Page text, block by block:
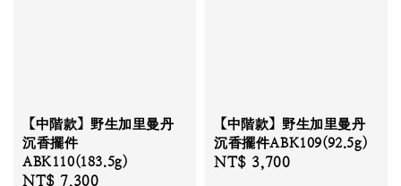
【中階款】野生加里曼丹
沉香擺件
ABK110(183.5g)
Regular
NT$ 7,300
【中階款】野生加里曼丹
沉香擺件ABK109(92.5g)
Regular
NT$ 3,700